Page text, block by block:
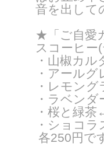
音を出して
★「ご自愛
スコーヒー
・山椒カ
・アール
・レモン
・ラベン
・桜と緑
・ショコ
各250円で